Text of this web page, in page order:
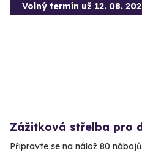
Volný termín už 12. 08.
Zážitková střelba pro
Připravte se na nálož 80 nábojů.